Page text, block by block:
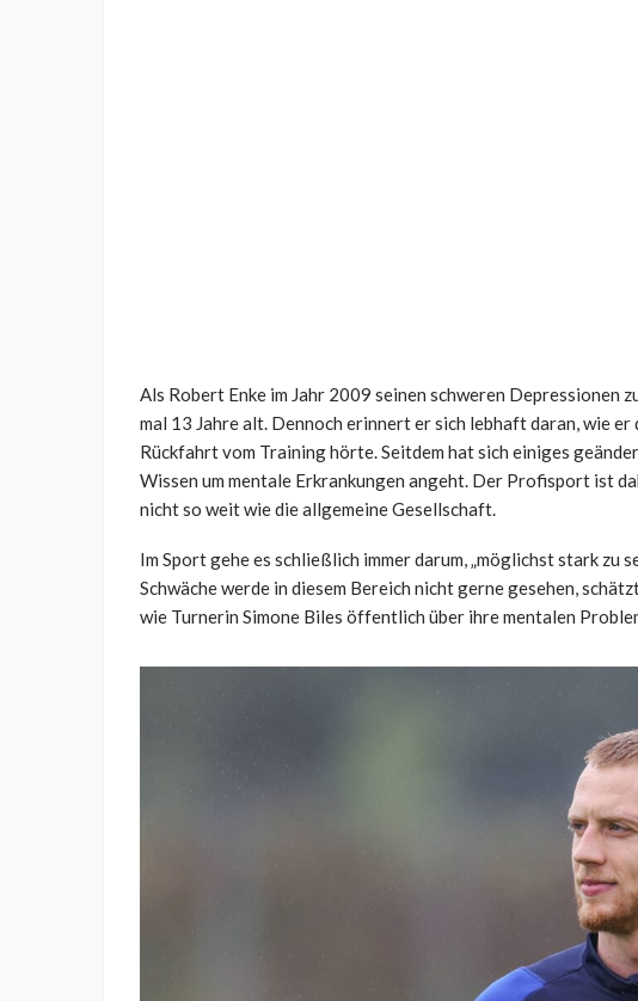
Als Robert Enke im Jahr 2009 seinen schweren Depressionen
mal 13 Jahre alt. Dennoch erinnert er sich lebhaft daran, wie
Rückfahrt vom Training hörte. Seitdem hat sich einiges
Wissen um mentale Erkrankungen angeht. Der Profisport ist
nicht so weit wie die allgemeine Gesellschaft.
Im Sport gehe es schließlich immer darum, „möglichst stark zu
Schwäche werde in diesem Bereich nicht gerne gesehen,
wie Turnerin Simone Biles öffentlich über ihre mentalen